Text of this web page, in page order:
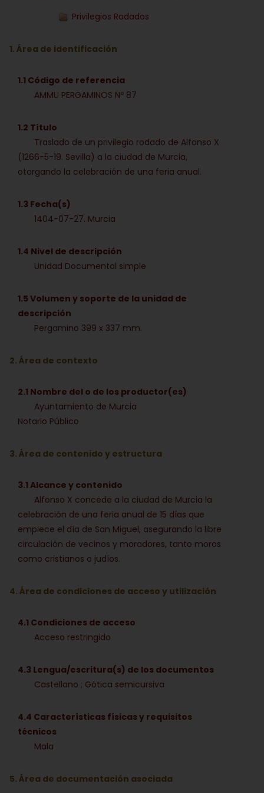
Privilegios Rodados
1. Área de identificación
1.1 Código de referencia
AMMU PERGAMINOS Nº 87
1.2 Título
Traslado de un privilegio rodado de Alfonso X
(1266-5-19. Sevilla) a la ciudad de Murcia,
otorgando la celebración de una feria anual.
1.3 Fecha(s)
1404-07-27. Murcia
1.4 Nivel de descripción
Unidad Documental simple
1.5 Volumen y soporte de la unidad de
descripción
Pergamino 399 x 337 mm.
2. Área de contexto
2.1 Nombre del o de los productor(es)
Ayuntamiento de Murcia
Notario Público
3. Área de contenido y estructura
3.1 Alcance y contenido
Alfonso X concede a la ciudad de Murcia la
celebración de una feria anual de 15 días que
empiece el día de San Miguel, asegurando la libre
circulación de vecinos y moradores, tanto moros
como cristianos o judíos.
4. Área de condiciones de acceso y utilización
4.1 Condiciones de acceso
Acceso restringido
4.3 Lengua/escritura(s) de los documentos
Castellano ; Gótica semicursiva
4.4 Características físicas y requisitos
técnicos
Mala
5. Área de documentación asociada